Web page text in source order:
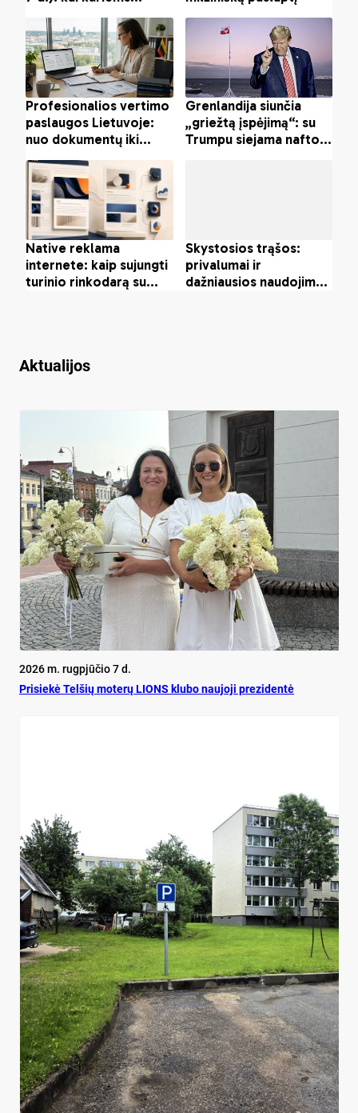
Aktualijos
2026 m. rugpjūčio 7 d.
Pri­siekė Tel­šių mo­terų LIONS klu­bo nau­jo­ji pre­zi­dentė